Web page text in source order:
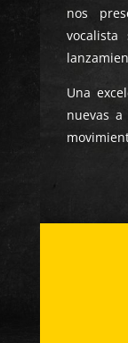
nos
Una
nuevas